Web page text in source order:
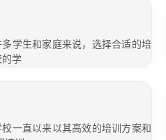
学生和家庭来说，选择合适的培
的学
一直以来以其高效的培训方案和